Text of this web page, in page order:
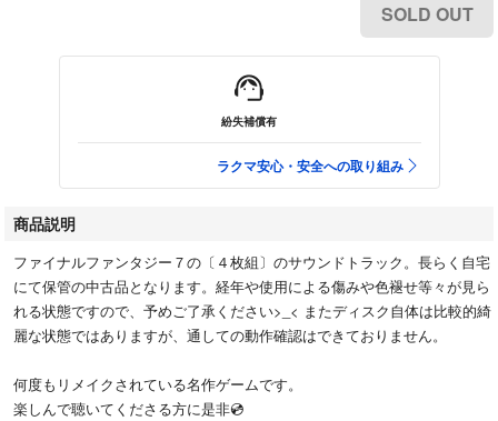
SOLD OUT
紛失補償有
ラクマ安心・安全への取り組み
商品説明
ファイナルファンタジー７の〔４枚組〕のサウンドトラック。長らく自宅
にて保管の中古品となります。経年や使用による傷みや色褪せ等々が見ら
れる状態ですので、予めご了承ください>_< またディスク自体は比較的綺
麗な状態ではありますが、通しての動作確認はできておりません。
何度もリメイクされている名作ゲームです。
楽しんで聴いてくださる方に是非💿